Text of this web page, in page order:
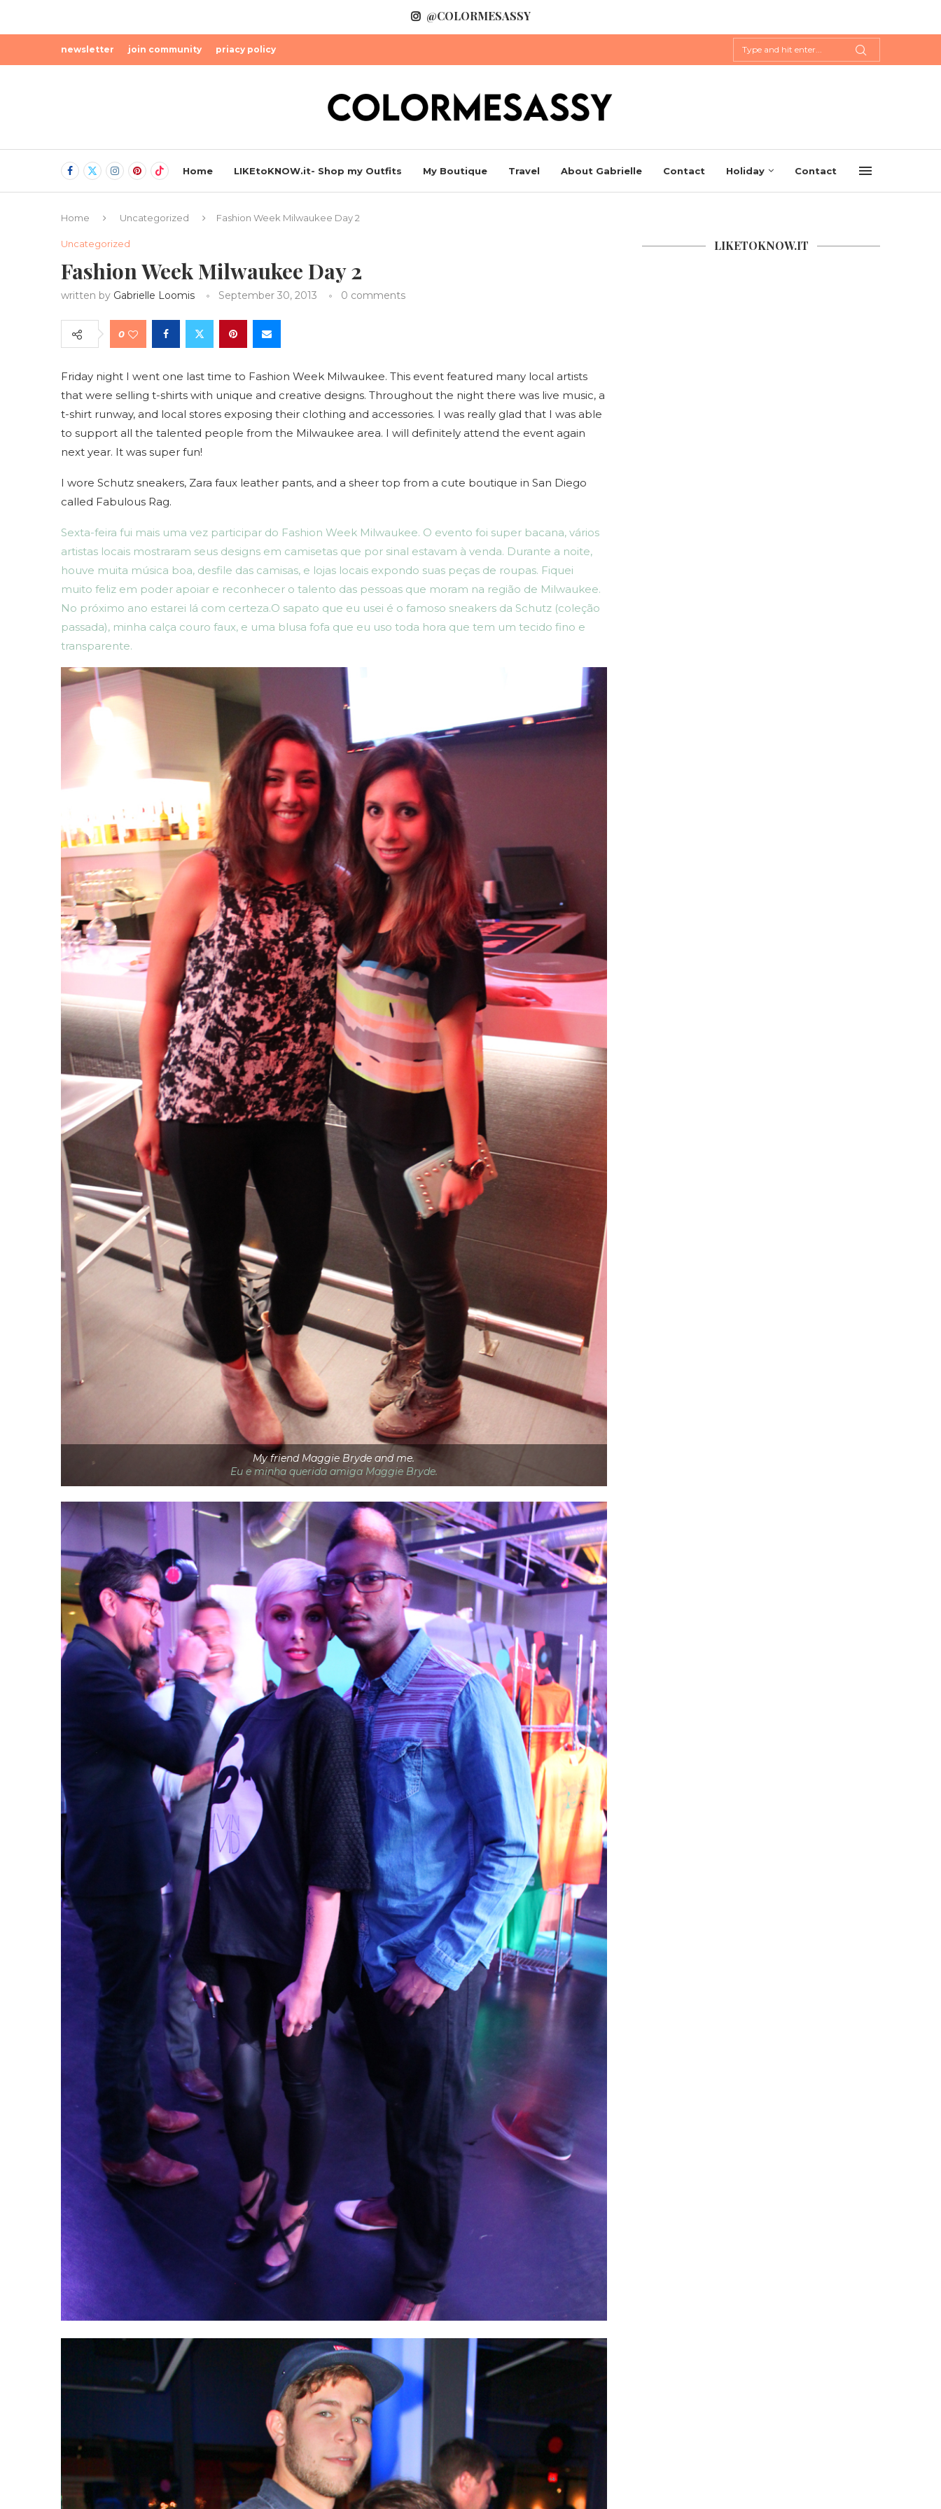
@COLORMESASSY
newsletter join community priacy policy
Home LIKEtoKNOW.it- Shop my Outfits My Boutique Travel About Gabrielle Contact Holiday Contact
Home Uncategorized Fashion Week Milwaukee Day 2
Uncategorized
Fashion Week Milwaukee Day 2
written by Gabrielle Loomis September 30, 2013 0 comments
0
Friday night I went one last time to Fashion Week Milwaukee. This event featured many local artists
that were selling t-shirts with unique and creative designs. Throughout the night there was live music, a
t-shirt runway, and local stores exposing their clothing and accessories. I was really glad that I was able
to support all the talented people from the Milwaukee area. I will definitely attend the event again
next year. It was super fun!
I wore Schutz sneakers, Zara faux leather pants, and a sheer top from a cute boutique in San Diego
called Fabulous Rag.
Sexta-feira fui mais uma vez participar do Fashion Week Milwaukee. O evento foi super bacana, vários
artistas locais mostraram seus designs em camisetas que por sinal estavam à venda. Durante a noite,
houve muita música boa, desfile das camisas, e lojas locais expondo suas peças de roupas. Fiquei
muito feliz em poder apoiar e reconhecer o talento das pessoas que moram na região de Milwaukee.
No próximo ano estarei lá com certeza.O sapato que eu usei é o famoso sneakers da Schutz (coleção
passada), minha calça couro faux, e uma blusa fofa que eu uso toda hora que tem um tecido fino e
transparente.
My friend Maggie Bryde and me.
Eu e minha querida amiga Maggie Bryde.
LIKETOKNOW.IT